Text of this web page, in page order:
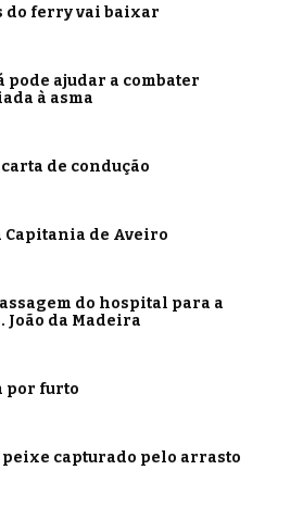
do ferry vai baixar
pode ajudar a combater
à asma
de condução
Capitania de Aveiro
do hospital para a
da Madeira
por furto
capturado pelo arrasto